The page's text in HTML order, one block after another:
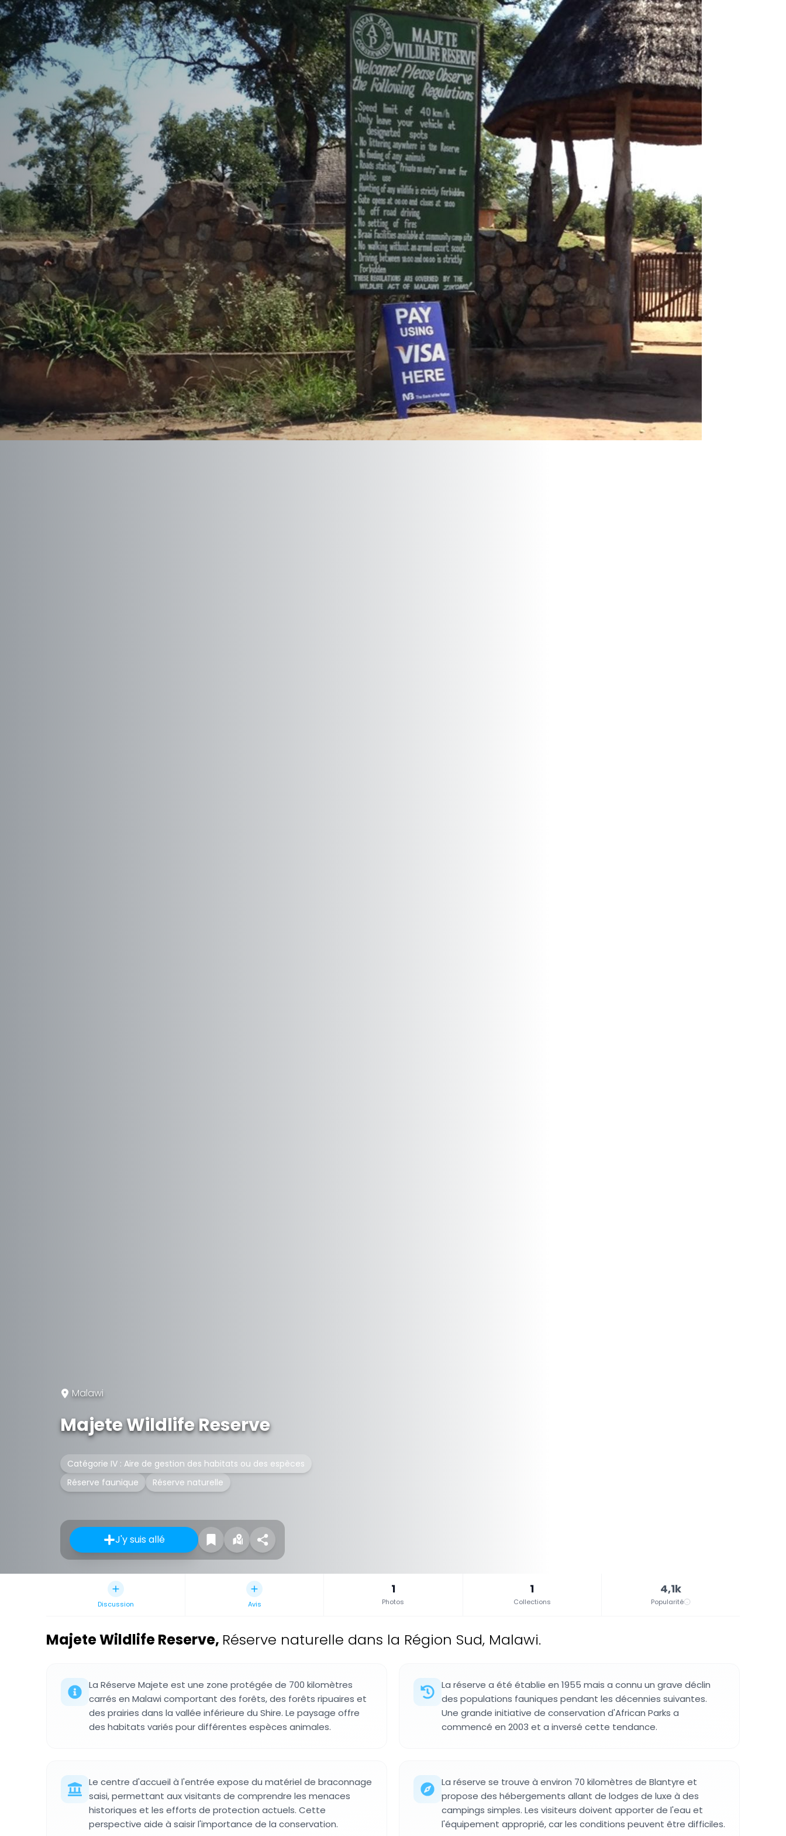
Malawi
Majete Wildlife Reserve
Catégorie IV : Aire de gestion des habitats ou des espèces
Réserve faunique
Réserve naturelle
J'y suis allé
Discussion Avis
1
Photos
1
Collections
4,1k
Popularité
Majete Wildlife Reserve, Réserve naturelle dans la Région Sud, Malawi.
La Réserve Majete est une zone protégée de 700 kilomètres
carrés en Malawi comportant des forêts, des forêts ripuaires et
des prairies dans la vallée inférieure du Shire. Le paysage offre
des habitats variés pour différentes espèces animales.
La réserve a été établie en 1955 mais a connu un grave déclin
des populations fauniques pendant les décennies suivantes.
Une grande initiative de conservation d'African Parks a
commencé en 2003 et a inversé cette tendance.
Le centre d'accueil à l'entrée expose du matériel de braconnage
saisi, permettant aux visitants de comprendre les menaces
historiques et les efforts de protection actuels. Cette
perspective aide à saisir l'importance de la conservation.
La réserve se trouve à environ 70 kilomètres de Blantyre et
propose des hébergements allant de lodges de luxe à des
campings simples. Les visiteurs doivent apporter de l'eau et
l'équipement approprié, car les conditions peuvent être difficiles.